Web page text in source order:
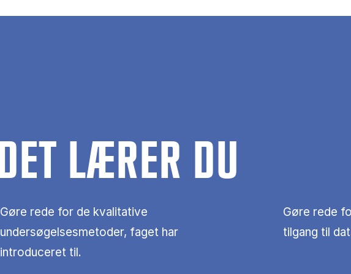
DET LÆRER DU
Gøre rede for de kvalitative
undersøgelsesmetoder, faget har
introduceret til.
Gøre rede
tilgang til